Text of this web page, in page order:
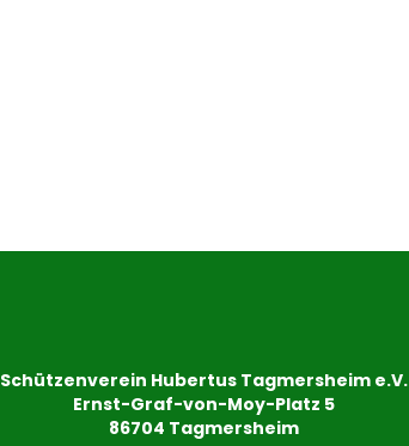
Schützenverein Hubertus Tagmersheim e.V.
Ernst-Graf-von-Moy-Platz 5
86704 Tagmersheim